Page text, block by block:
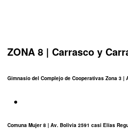
ZONA 8 | Carrasco y
Gimnasio del Complejo de Cooperativas Zona 3 |
Comuna Mujer 8 | Av. Bolivia 2591 casi Elías